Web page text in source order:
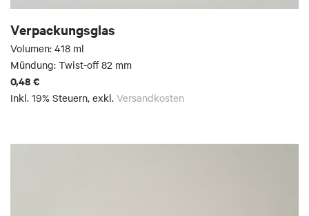
Verpackungsglas
Volumen: 418 ml
Mündung: Twist-off 82 mm
0,48 €
Inkl. 19% Steuern, exkl. Versandkosten